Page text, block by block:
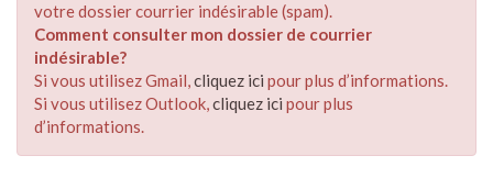
votre dossier courrier indésirable (spam).
Comment consulter mon dossier de courrier
indésirable?
Si vous utilisez Gmail,cliquez ici pour plus d’informations.
Si vous utilisez Outlook,cliquez ici pour plus
d’informations.